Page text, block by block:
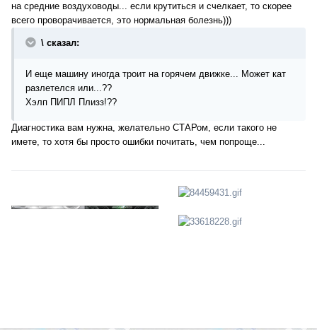
на средние воздуховоды... если крутиться и счелкает, то скорее
всего проворачивается, это нормальная болезнь)))
\ сказал:
И еще машину иногда троит на горячем движке... Может кат
разлетелся или...??
Хэлп ПИПЛ Плизз!??
Диагностика вам нужна, желательно СТАРом, если такого не
имете, то хотя бы просто ошибки почитать, чем попроще...